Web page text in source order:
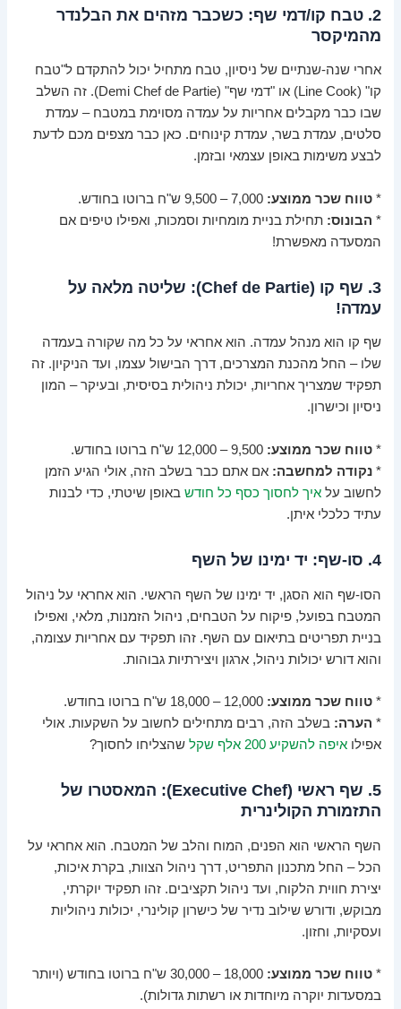
2. טבח קו/דמי שף: כשכבר מזהים את הבלנדר
מהמיקסר
אחרי שנה-שנתיים של ניסיון, טבח מתחיל יכול להתקדם ל"טבח
קו" (Line Cook) או "דמי שף" (Demi Chef de Partie). זה השלב
שבו כבר מקבלים אחריות על עמדה מסוימת במטבח – עמדת
סלטים, עמדת בשר, עמדת קינוחים. כאן כבר מצפים מכם לדעת
לבצע משימות באופן עצמאי ובזמן.
*טווח שכר ממוצע: 7,000 – 9,500 ש"ח ברוטו בחודש.
* הבונוס: תחילת בניית מומחיות וסמכות, ואפילו טיפים אם
המסעדה מאפשרת!
3. שף קו (Chef de Partie): שליטה מלאה על
עמדה!
שף קו הוא מנהל עמדה. הוא אחראי על כל מה שקורה בעמדה
שלו – החל מהכנת המצרכים, דרך הבישול עצמו, ועד הניקיון. זה
תפקיד שמצריך אחריות, יכולת ניהולית בסיסית, ובעיקר – המון
ניסיון וכישרון.
*טווח שכר ממוצע: 9,500 – 12,000 ש"ח ברוטו בחודש.
*נקודה למחשבה: אם אתם כבר בשלב הזה, אולי הגיע הזמן
לחשוב עלאיך לחסוך כסף כל חודש באופן שיטתי, כדי לבנות
עתיד כלכלי איתן.
4. סו-שף: יד ימינו של השף
הסו-שף הוא הסגן, יד ימינו של השף הראשי. הוא אחראי על ניהול
המטבח בפועל, פיקוח על הטבחים, ניהול הזמנות, מלאי, ואפילו
בניית תפריטים בתיאום עם השף. זהו תפקיד עם אחריות עצומה,
והוא דורש יכולות ניהול, ארגון ויצירתיות גבוהות.
*טווח שכר ממוצע: 12,000 – 18,000 ש"ח ברוטו בחודש.
* הערה: בשלב הזה, רבים מתחילים לחשוב על השקעות. אולי
אפילואיפה להשקיע 200 אלף שקל שהצליחו לחסוך?
5. שף ראשי (Executive Chef): המאסטרו של
התזמורת הקולינרית
השף הראשי הוא הפנים, המוח והלב של המטבח. הוא אחראי על
הכל – החל מתכנון התפריט, דרך ניהול הצוות, בקרת איכות,
יצירת חווית הלקוח, ועד ניהול תקציבים. זהו תפקיד יוקרתי,
מבוקש, ודורש שילוב נדיר של כישרון קולינרי, יכולות ניהוליות
ועסקיות, וחזון.
*טווח שכר ממוצע:
18,000 – 30,000 ש"ח ברוטו בחודש (ויותר
במסעדות יוקרה מיוחדות או רשתות גדולות).